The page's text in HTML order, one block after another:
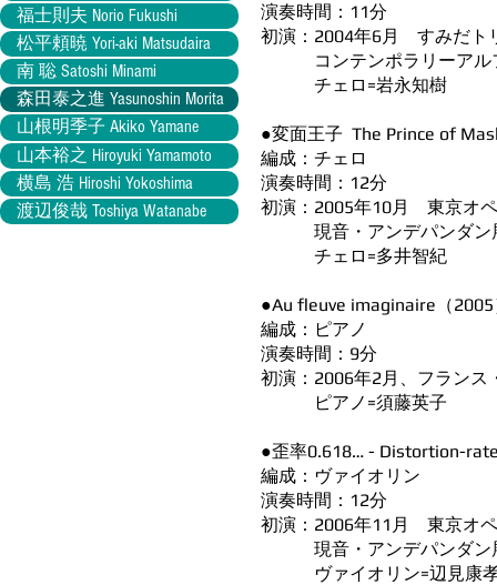
演奏時間：11分
初演：2004年6月 すみだト
コンテンポラリーアル
チェロ=岩永知樹
●変面王子 The Prince of
編成：チェロ
演奏時間：12分
初演：2005年10月 東京オ
現音・アンデパンダン
チェロ=多井智紀
●Au fleuve imaginaire（2005
編成：ピアノ
演奏時間：9分
初演：2006年2月、フランス
ピアノ=須藤英子
●歪率0.618… - Distortion-
編成：ヴァイオリン
演奏時間：12分
初演：2006年11月 東京オ
現音・アンデパンダン
ヴァイオリン=辺見康
福士則夫 Norio Fukushi
松平頼暁 Yori-aki Matsudaira
南 聡 Satoshi Minami
森田泰之進 Yasunoshin Morita
山根明季子 Akiko Yamane
山本裕之 Hiroyuki Yamamoto
横島 浩 Hiroshi Yokoshima
渡辺俊哉 Toshiya Watanabe